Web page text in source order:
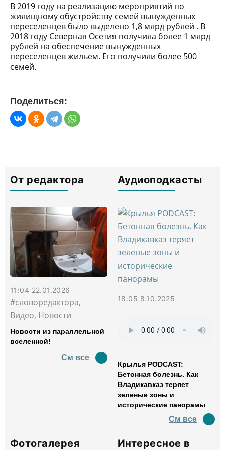
В 2019 году на реализацию мероприятий по
жилищному обустройству семей вынужденных
переселенцев было выделено 1,8 млрд рублей . В
2018 году Северная Осетия получила более 1 млрд
рублей на обеспечение вынужденных
переселенцев жильем. Его получили более 500
семей.
Поделиться:
От редактора
11:04 22.01.2026
#словоредактора,
Видео, Новости
Новости из параллельной
вселенной!
См все
Аудиоподкасты
18:05 8.10.2025
Крылья PODCAST:
Бетонная болезнь. Как
Владикавказ теряет
зеленые зоны и
исторические панорамы
См все
Фотогалерея
Интересное в